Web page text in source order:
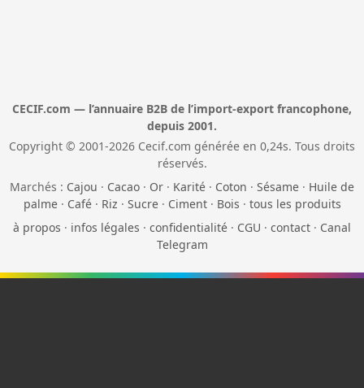
CECIF.com — l’annuaire B2B de l’import-export francophone,
depuis 2001.
Copyright © 2001-2026 Cecif.com générée en 0,24s. Tous droits
réservés.
Marchés : Cajou · Cacao · Or · Karité · Coton · Sésame · Huile de
palme· Café· Riz · Sucre· Ciment· Bois · tous les produits
à propos · infos légales · confidentialité · CGU · contact · Canal
Telegram